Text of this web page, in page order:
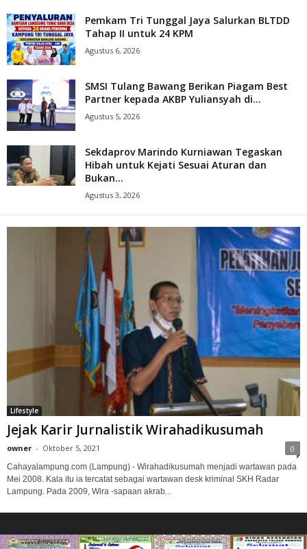
Pemkam Tri Tunggal Jaya Salurkan BLTDD
Tahap II untuk 24 KPM
Agustus 6, 2026
SMSI Tulang Bawang Berikan Piagam Best
Partner kepada AKBP Yuliansyah di...
Agustus 5, 2026
Sekdaprov Marindo Kurniawan Tegaskan
Hibah untuk Kejati Sesuai Aturan dan
Bukan...
Agustus 3, 2026
Lifestyle
Jejak Karir Jurnalistik Wirahadikusumah
owner - Oktober 5, 2021 0
Cahayalampung.com (Lampung) - Wirahadikusumah menjadi wartawan pada
Mei 2008. Kala itu ia tercatat sebagai wartawan desk kriminal SKH Radar
Lampung. Pada 2009, Wira -sapaan akrab...